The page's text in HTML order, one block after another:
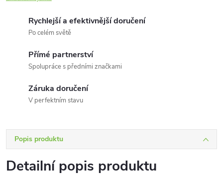
Rychlejší a efektivnější doručení
Po celém světě
Přímé partnerství
Spolupráce s předními značkami
Záruka doručení
V perfektním stavu
Popis produktu
Detailní popis produktu